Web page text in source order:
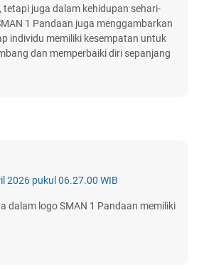
tetapi juga dalam kehidupan sehari-
1 Pandaan juga menggambarkan
individu memiliki kesempatan untuk
dan memperbaiki diri sepanjang
2026 pukul 06.27.00 WIB
dalam logo SMAN 1 Pandaan memiliki